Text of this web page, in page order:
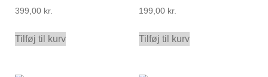
399,00 kr.
Tilføj til kurv
199,00 kr.
Tilføj til kurv